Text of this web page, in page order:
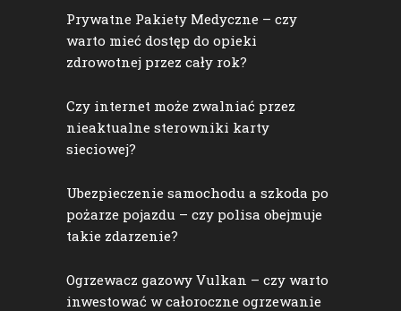
Prywatne Pakiety Medyczne – czy
warto mieć dostęp do opieki
zdrowotnej przez cały rok?
Czy internet może zwalniać przez
nieaktualne sterowniki karty
sieciowej?
Ubezpieczenie samochodu a szkoda po
pożarze pojazdu – czy polisa obejmuje
takie zdarzenie?
Ogrzewacz gazowy Vulkan – czy warto
inwestować w całoroczne ogrzewanie